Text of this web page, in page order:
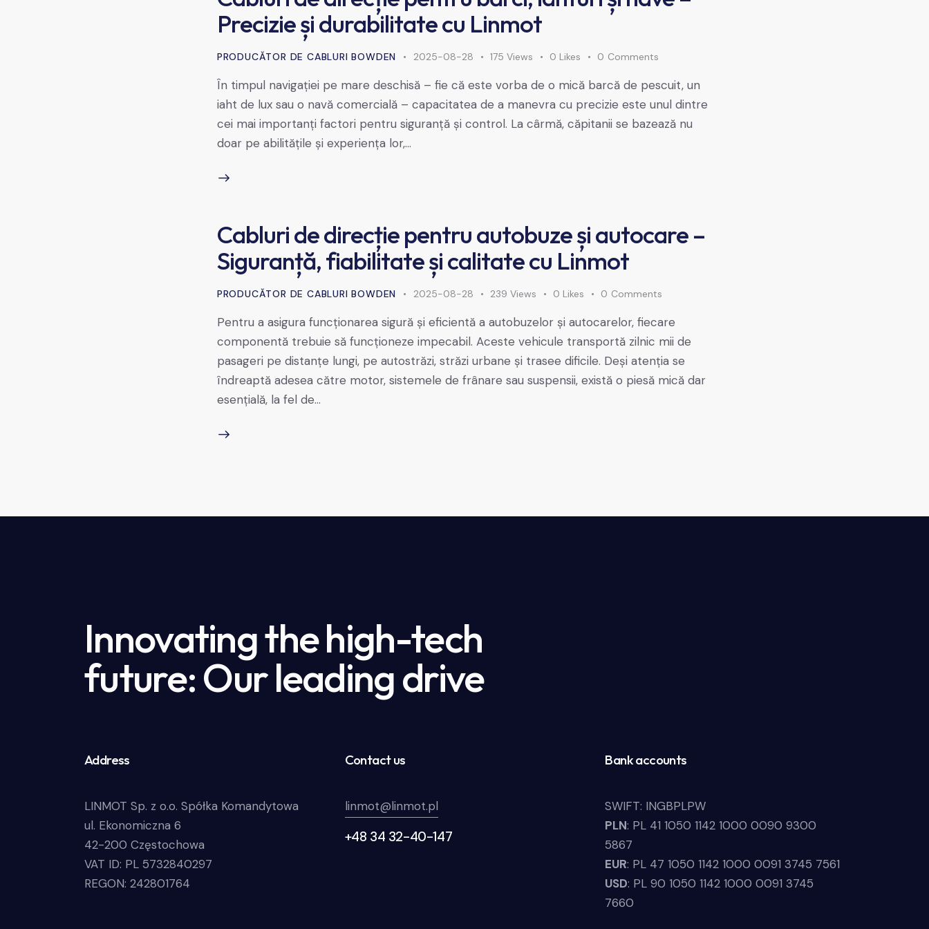
Precizie și durabilitate cu Linmot
PRODUCĂTOR DE CABLURI BOWDEN 2025-08-28 175 Views 0 Likes 0 Comments
În timpul navigației pe mare deschisă – fie că este vorba de o mică barcă de pescuit, un
iaht de lux sau o navă comercială – capacitatea de a manevra cu precizie este unul dintre
cei mai importanți factori pentru siguranță și control. La cârmă, căpitanii se bazează nu
doar pe abilitățile și experiența lor,…
Cabluri de direcție pentru autobuze și autocare –
Siguranță, fiabilitate și calitate cu Linmot
PRODUCĂTOR DE CABLURI BOWDEN 2025-08-28 239 Views 0 Likes 0 Comments
Pentru a asigura funcționarea sigură și eficientă a autobuzelor și autocarelor, fiecare
componentă trebuie să funcționeze impecabil. Aceste vehicule transportă zilnic mii de
pasageri pe distanțe lungi, pe autostrăzi, străzi urbane și trasee dificile. Deși atenția se
îndreaptă adesea către motor, sistemele de frânare sau suspensii, există o piesă mică dar
esențială, la fel de…
Innovating the high-tech
future: Our leading drive
Address
LINMOT Sp. z o.o. Spółka Komandytowa
ul. Ekonomiczna 6
42-200 Częstochowa
VAT ID: PL 5732840297
REGON: 242801764
Contact us
linmot@linmot.pl
+48 34 32-40-147
Bank accounts
SWIFT: INGBPLPW
PLN: PL 41 1050 1142 1000 0090 9300
5867
EUR: PL 47 1050 1142 1000 0091 3745 7561
USD: PL 90 1050 1142 1000 0091 3745
7660